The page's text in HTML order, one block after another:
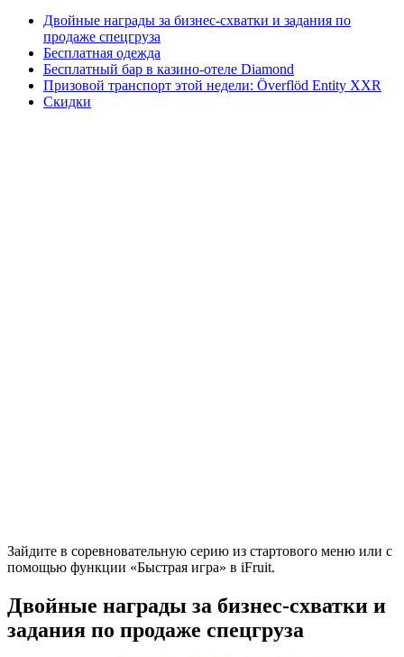
Двойные награды за бизнес-схватки и задания по
продаже спецгруза
Бесплатная одежда
Бесплатный бар в казино-отеле Diamond
Призовой транспорт этой недели: Överflöd Entity XXR
Скидки
Зайдите в соревновательную серию из стартового меню или с
помощью функции «Быстрая игра» в iFruit.
Двойные награды за бизнес-схватки и
задания по продаже спецгруза